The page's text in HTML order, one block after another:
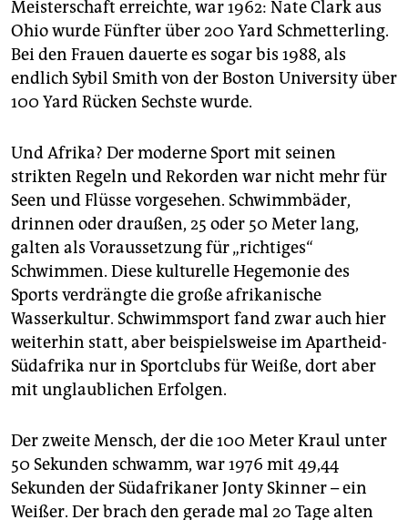
Meisterschaft erreichte, war 1962: Nate Clark aus
Ohio wurde Fünfter über 200 Yard Schmetterling.
Bei den Frauen dauerte es sogar bis 1988, als
endlich Sybil Smith von der Boston University über
100 Yard Rücken Sechste wurde.
Und Afrika? Der moderne Sport mit seinen
strikten Regeln und Rekorden war nicht mehr für
Seen und Flüsse vorgesehen. Schwimmbäder,
drinnen oder draußen, 25 oder 50 Meter lang,
galten als Voraussetzung für „richtiges“
Schwimmen. Diese kulturelle Hegemonie des
Sports verdrängte die große afrikanische
Wasserkultur. Schwimmsport fand zwar auch hier
weiterhin statt, aber beispielsweise im Apartheid-
Südafrika nur in Sportclubs für Weiße, dort aber
mit unglaublichen Erfolgen.
Der zweite Mensch, der die 100 Meter Kraul unter
50 Sekunden schwamm, war 1976 mit 49,44
Sekunden der Südafrikaner Jonty Skinner – ein
Weißer. Der brach den gerade mal 20 Tage alten